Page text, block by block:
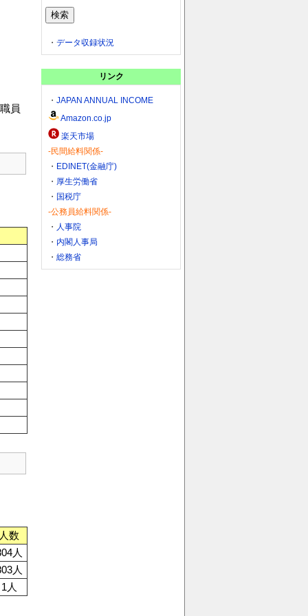
員
数
人
人
1人
・ データ収録状況
リンク
・ JAPAN ANNUAL INCOME
Amazon.co.jp
楽天市場
-民間給料関係-
・ EDINET(金融庁)
・ 厚生労働省
・ 国税庁
-公務員給料関係-
・ 人事院
・ 内閣人事局
・ 総務省